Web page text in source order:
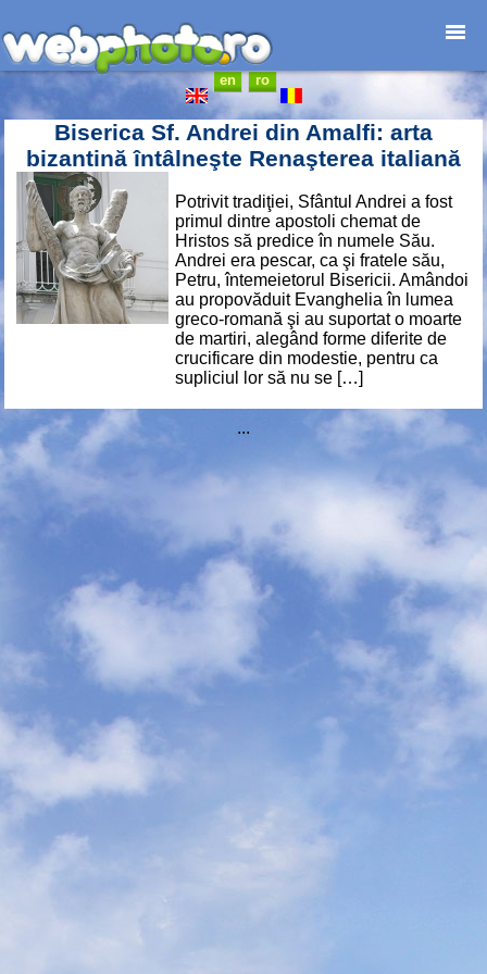
en ro
Home page
Photojournalism
Architecture
Kids
Catalogues
Webdesign
Contact
Biserica Sf. Andrei din Amalfi: arta
bizantină întâlneşte Renaşterea italiană
Potrivit tradiţiei, Sfântul Andrei a fost
primul dintre apostoli chemat de
Hristos să predice în numele Său.
Andrei era pescar, ca şi fratele său,
Petru, întemeietorul Bisericii. Amândoi
au propovăduit Evanghelia în lumea
greco-romană şi au suportat o moarte
de martiri, alegând forme diferite de
crucificare din modestie, pentru ca
supliciul lor să nu se […]
...